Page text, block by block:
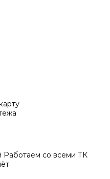
Работаем со всеми ТК